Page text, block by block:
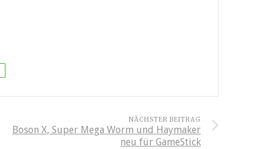
NÄCHSTER BEITRAG
Boson X, Super Mega Worm und Haymaker
neu für GameStick